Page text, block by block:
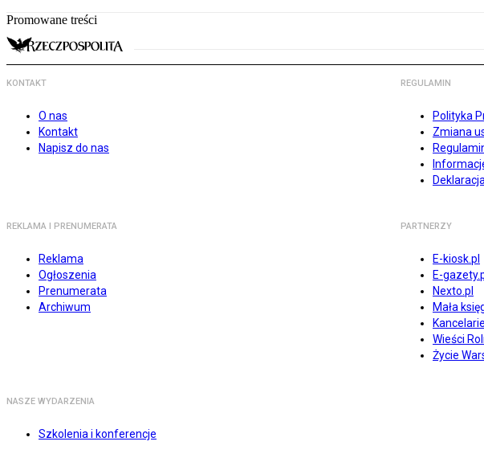
Promowane treści
KONTAKT
O nas
Kontakt
Napisz do nas
REGULAMIN
Polityka
Zmiana
REKLAMA I PRENUMERATA
Reklama
Ogłoszenia
Prenumerata
Archiwum
PARTNERZY
E-kiosk.pl
E-
Nexto.pl
Mała
Wieści
Życie
NASZE WYDARZENIA
Szkolenia i konferencje